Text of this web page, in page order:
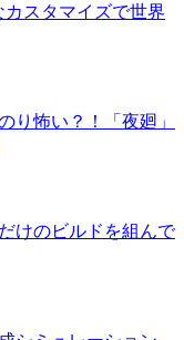
スタマイズで世界
り怖い？！「夜廻」
けのビルドを組んで